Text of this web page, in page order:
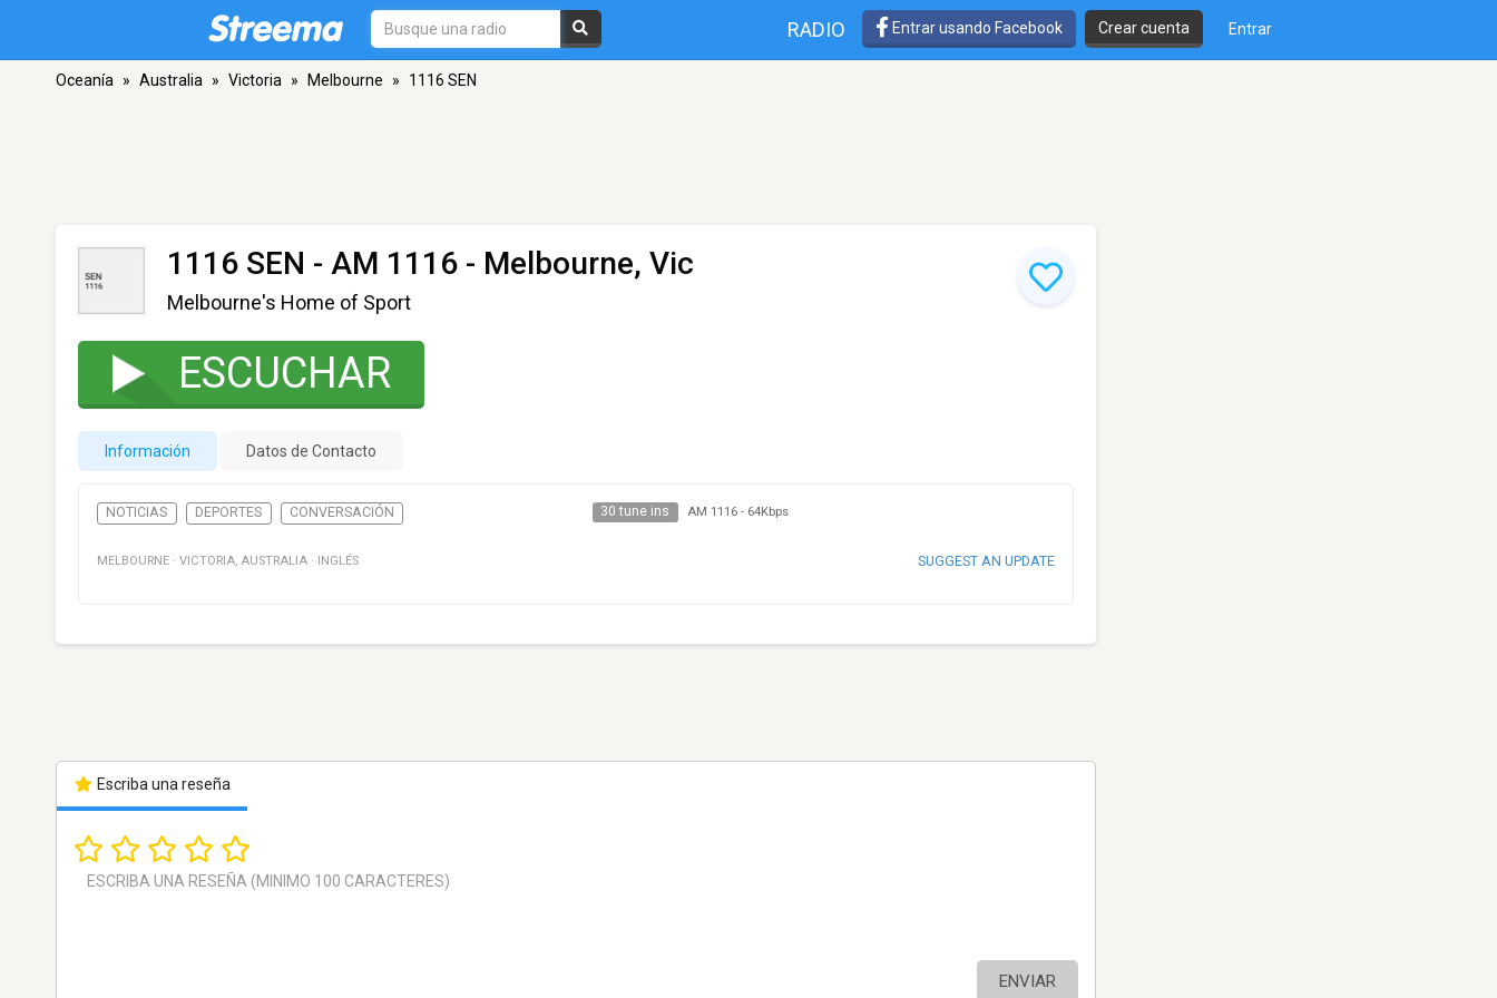
RADIO Entrar usando Facebook Crear cuenta Entrar
Oceanía » Australia » Victoria » Melbourne » 1116 SEN
1116 SEN - AM 1116 - Melbourne, Vic
Melbourne's Home of Sport
ESCUCHAR
Información Datos de Contacto
NOTICIAS DEPORTES CONVERSACIÓN 30 tune ins AM 1116- 64Kbps
MELBOURNE · VICTORIA, AUSTRALIA · INGLÉS SUGGEST AN UPDATE
Escriba una reseña
ENVIAR